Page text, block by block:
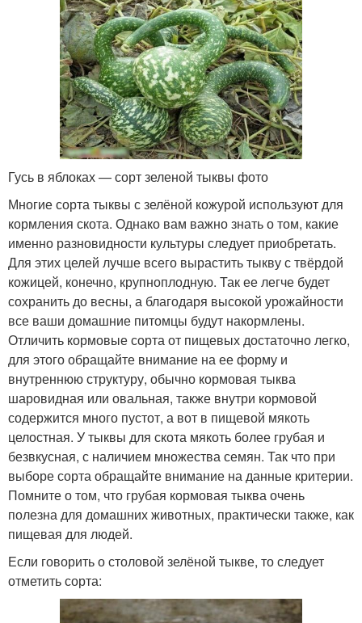
Гусь в яблоках — сорт зеленой тыквы фото
Многие сорта тыквы с зелёной кожурой используют для
кормления скота. Однако вам важно знать о том, какие
именно разновидности культуры следует приобретать.
Для этих целей лучше всего вырастить тыкву с твёрдой
кожицей, конечно, крупноплодную. Так ее легче будет
сохранить до весны, а благодаря высокой урожайности
все ваши домашние питомцы будут накормлены.
Отличить кормовые сорта от пищевых достаточно легко,
для этого обращайте внимание на ее форму и
внутреннюю структуру, обычно кормовая тыква
шаровидная или овальная, также внутри кормовой
содержится много пустот, а вот в пищевой мякоть
целостная. У тыквы для скота мякоть более грубая и
безвкусная, с наличием множества семян. Так что при
выборе сорта обращайте внимание на данные критерии.
Помните о том, что грубая кормовая тыква очень
полезна для домашних животных, практически также, как
пищевая для людей.
Если говорить о столовой зелёной тыкве, то следует
отметить сорта: